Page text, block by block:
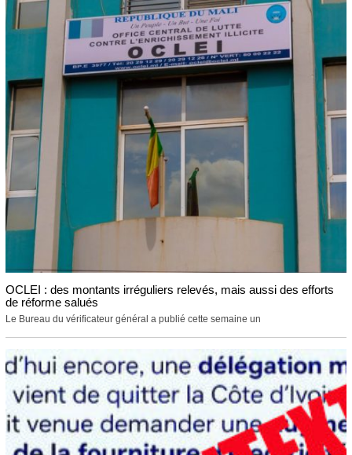
OCLEI : des montants irréguliers relevés, mais aussi des efforts
de réforme salués
Le Bureau du vérificateur général a publié cette semaine un